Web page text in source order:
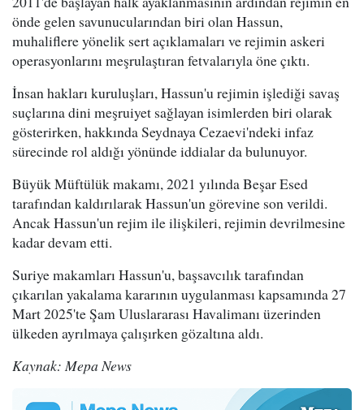
önde gelen savunucularından biri olan Hassun,
muhaliflere yönelik sert açıklamaları ve rejimin askeri
operasyonlarını meşrulaştıran fetvalarıyla öne çıktı.
İnsan hakları kuruluşları, Hassun'u rejimin işlediği savaş
suçlarına dini meşruiyet sağlayan isimlerden biri olarak
gösterirken, hakkında Seydnaya Cezaevi'ndeki infaz
sürecinde rol aldığı yönünde iddialar da bulunuyor.
Büyük Müftülük makamı, 2021 yılında Beşar Esed
tarafından kaldırılarak Hassun'un görevine son verildi.
Ancak Hassun'un rejim ile ilişkileri, rejimin devrilmesine
kadar devam etti.
Suriye makamları Hassun'u, başsavcılık tarafından
çıkarılan yakalama kararının uygulanması kapsamında 27
Mart 2025'te Şam Uluslararası Havalimanı üzerinden
ülkeden ayrılmaya çalışırken gözaltına aldı.
Kaynak: Mepa News